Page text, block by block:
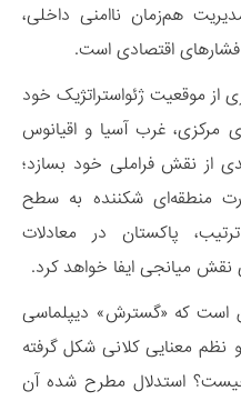
هم‌زمان ناامنی داخلی،
فشارهای اقتصادی است.
از موقعیت ژئواستراتژیک خود
مرکزی، غرب آسیا و اقیانوس
از نقش فراملی خود بسازد؛
منطقه‌ای شکننده به سطح
پاکستان در معادلات
نقش میانجی ایفا خواهد کرد.
است که «گسترش» دیپلماسی
معنایی کلانی شکل گرفته
استدلال مطرح شده آن